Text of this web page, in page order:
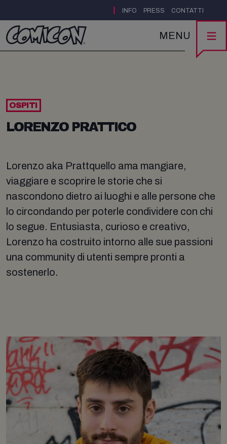
INFO PRESS CONTATTI
MENU
OSPITI
LORENZO PRATTICO
Lorenzo aka Prattquello ama mangiare,
viaggiare e scoprire le storie che si
nascondono dietro ai luoghi e alle persone che
lo circondando per poterle condividere con chi
lo segue. Entusiasta, curioso e creativo,
Lorenzo ha costruito intorno alle sue passioni
una community di utenti sempre pronti a
sostenerlo.